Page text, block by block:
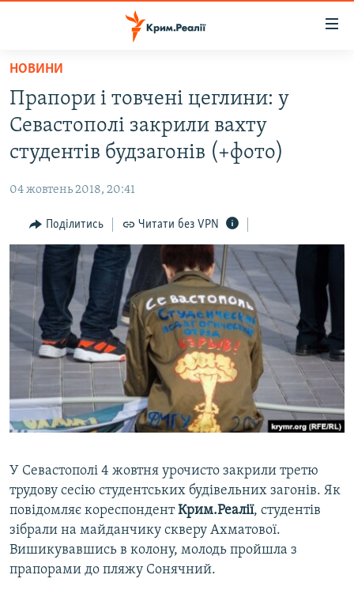
Перейти
основного
матеріалу
до
основної
Перейти
до
пошуку
ВОДА.КРИМ
ВІДЕО ТА ФОТО
БЛОГИ
ПОГЛЯД
ІНТЕРВ'Ю
ВСЕ ЗА ДЕНЬ
СПЕЦПРОЕКТИ
ДЕПОРТАЦІЯ
ВІДЕОУРОКИ «ELIFBE»
СВІДЧЕННЯ ОКУПАЦІЇ
УКРАЇНСЬКА ПРОБЛЕМА КРИМУ
ЯК ОБІЙТИ БЛОКУВАННЯ
Русский
Qırımtatar
Усі сайти RFE/RL
НОВИНИ
Прапори і товчені цеглини: у
Севастополі закрили вахту
студентів будзагонів (+фото)
04 жовтень 2018, 20:41
Поділитись Читати без VPN
У Севастополі 4 жовтня урочисто закрили третю
трудову сесію студентських будівельних загонів. Як
повідомляє кореспондентКрим.Реалії, студентів
зібрали на майданчику скверу Ахматової.
Вишикувавшись в колону, молодь пройшла з
прапорами до пляжу Сонячний.